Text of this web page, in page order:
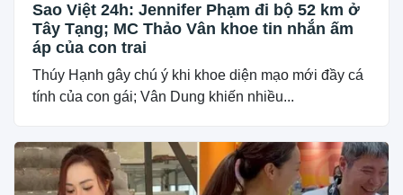
Sao Việt 24h: Jennifer Phạm đi bộ 52 km ở
Tây Tạng; MC Thảo Vân khoe tin nhắn ấm
áp của con trai
Thúy Hạnh gây chú ý khi khoe diện mạo mới đầy cá
tính của con gái; Vân Dung khiến nhiều...